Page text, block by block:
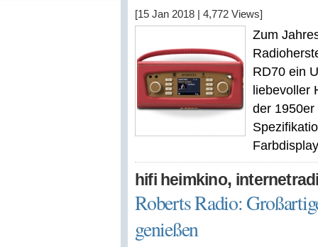
[15 Jan 2018 4,772 Views]
Zum
RD70 ein
liebevoller
der
hifi heimkino,
Roberts Radio:
genießen